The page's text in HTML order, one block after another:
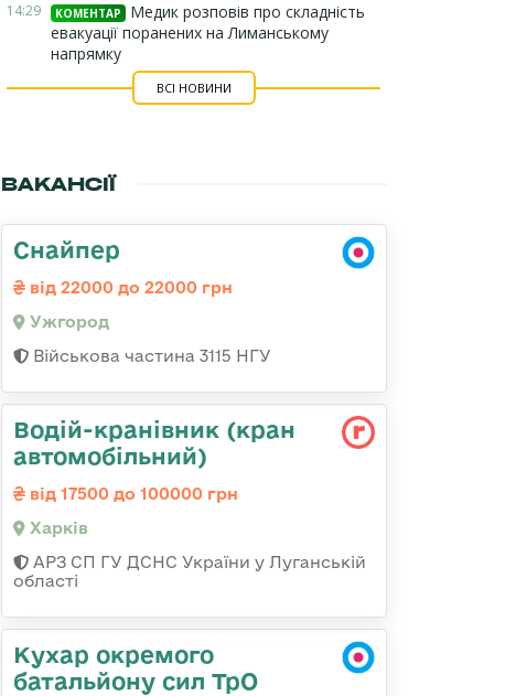
14:29 КОМЕНТАР
Медик розповів про складність
евакуації поранених на Лиманському
напрямку
ВСІ НОВИНИ
ВАКАНСІЇ
Снайпер
від 22000 до 22000 грн
Ужгород
Військова частина 3115 НГУ
Водій-кранівник (кран
автомобільний)
від 17500 до 100000 грн
Харків
АРЗ СП ГУ ДСНС України у Луганській
області
Кухар окремого
батальйону сил ТрО